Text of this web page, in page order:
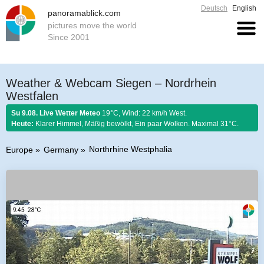
panoramablick.com
pictures move the world
Since 2001
Deutsch English
Weather & Webcam Siegen – Nordrhein
Westfalen
Su 9.08. Live Wetter Meteo 19°C, Wind: 22 km/h West.
Heute: Klarer Himmel, Mäßig bewölkt, Ein paar Wolken. Maximal 31°C.
Europe Germany Northrhine Westphalia